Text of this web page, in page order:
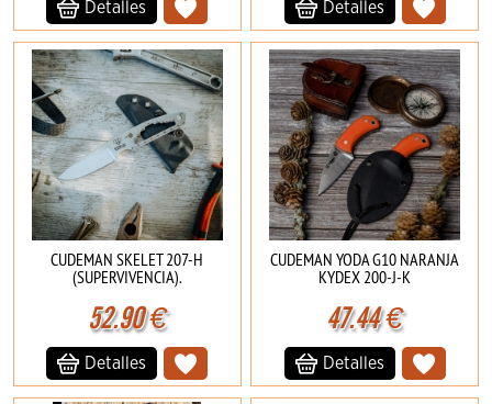
Detalles Detalles
CUDEMAN SKELET 207-H
(SUPERVIVENCIA).
52.90€
Detalles
CUDEMAN YODA G10 NARANJA
KYDEX 200-J-K
47.44€
Detalles